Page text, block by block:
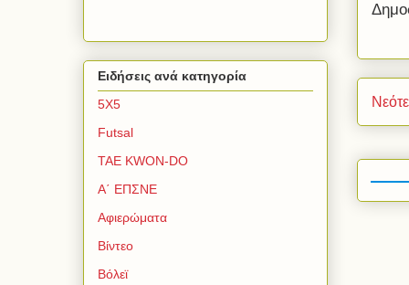
Ειδήσεις ανά κατηγορία
5Χ5
Futsal
TAE KWON-DO
Α΄ ΕΠΣΝΕ
Αφιερώματα
Βίντεο
Βόλεϊ